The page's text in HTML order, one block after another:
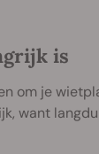
is
om je
want